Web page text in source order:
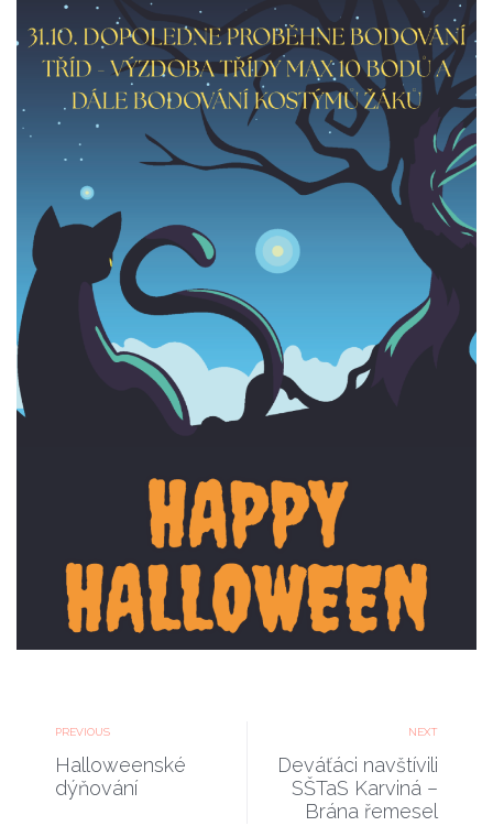
PREVIOUS
Halloweenské
dýňování
NEXT
Deváťáci navštívili
SŠTaS Karviná –
Brána řemesel